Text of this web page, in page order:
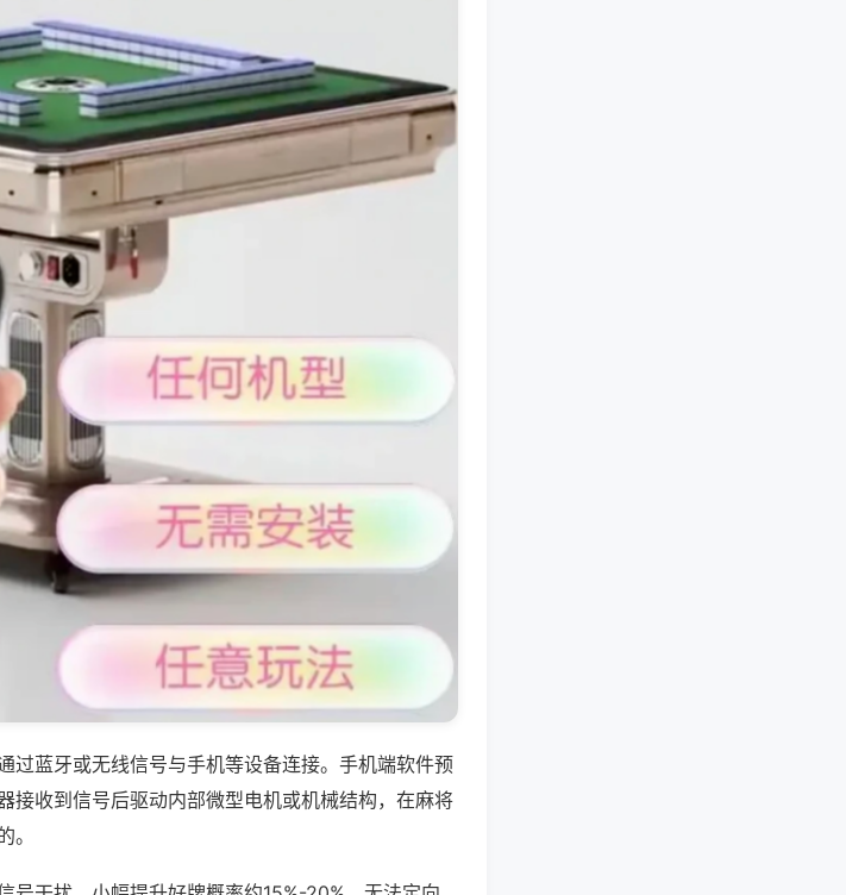
过蓝牙或无线信号与手机等设备连接。手机端软件预
接收到信号后驱动内部微型电机或机械结构，在麻将
。